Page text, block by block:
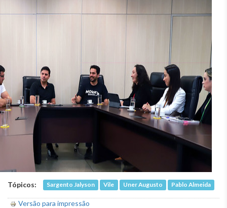
Tópicos: Sargento Jalyson Vile Uner Augusto Pablo Almeida
Versão para impressão